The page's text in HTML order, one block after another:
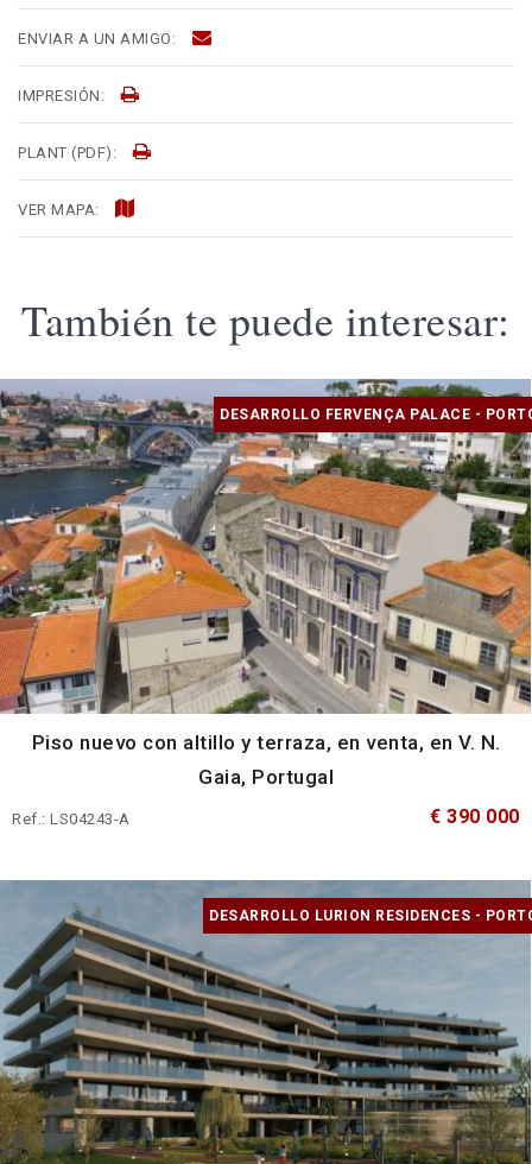
ENVIAR A UN AMIGO:
IMPRESIÓN:
PLANT (PDF):
VER MAPA:
También te puede interesar:
DESARROLLO FERVENÇA PALACE -
Piso nuevo con altillo y terraza, en venta, en V. N.
Gaia, Portugal
Ref.: LS04243-A € 390 000
DESARROLLO LURION RESIDENCES -